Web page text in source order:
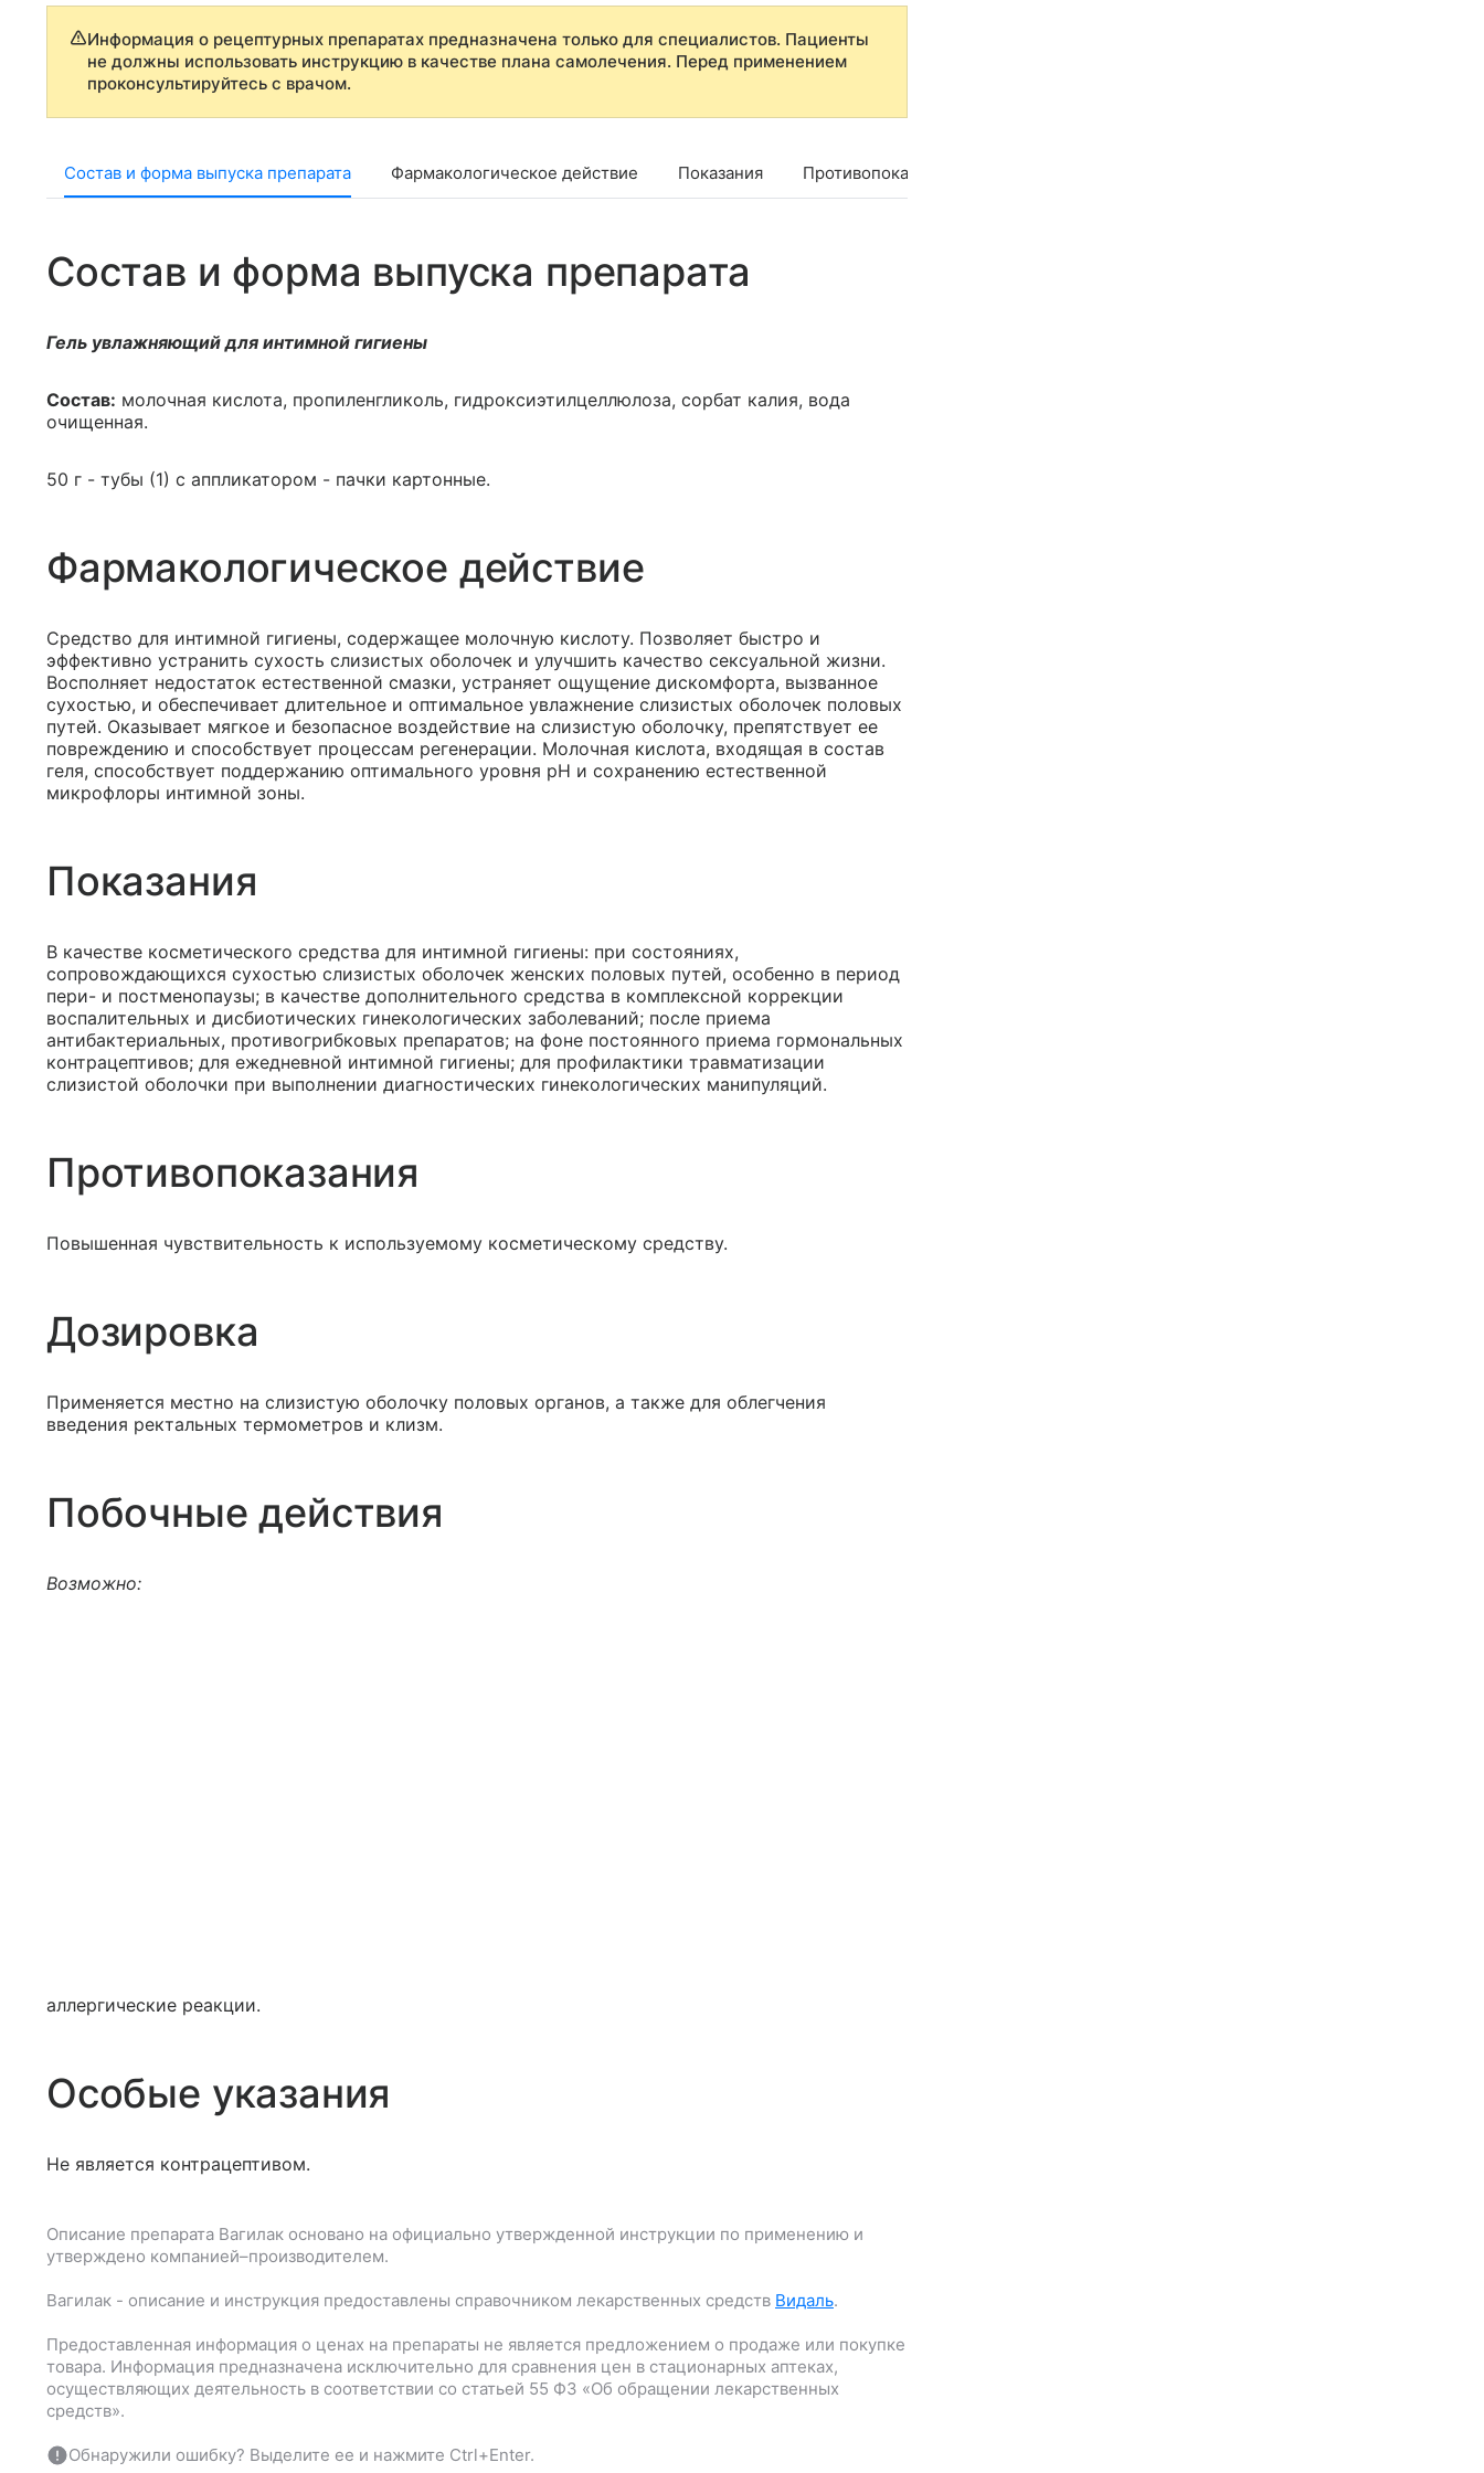
Информация о рецептурных препаратах предназначена только для специалистов. Пациенты
не должны использовать инструкцию в качестве плана самолечения. Перед применением
проконсультируйтесь с врачом.
Состав и форма выпуска препарата Фармакологическое действие Показания Противопоказания
Состав и форма выпуска препарата
Гель увлажняющий для интимной гигиены
Состав: молочная кислота, пропиленгликоль, гидроксиэтилцеллюлоза, сорбат калия, вода
очищенная.
50 г - тубы (1) с аппликатором - пачки картонные.
Фармакологическое действие
Средство для интимной гигиены, содержащее молочную кислоту. Позволяет быстро и
эффективно устранить сухость слизистых оболочек и улучшить качество сексуальной жизни.
Восполняет недостаток естественной смазки, устраняет ощущение дискомфорта, вызванное
сухостью, и обеспечивает длительное и оптимальное увлажнение слизистых оболочек половых
путей. Оказывает мягкое и безопасное воздействие на слизистую оболочку, препятствует ее
повреждению и способствует процессам регенерации. Молочная кислота, входящая в состав
геля, способствует поддержанию оптимального уровня pH и сохранению естественной
микрофлоры интимной зоны.
Показания
В качестве косметического средства для интимной гигиены: при состояниях,
сопровождающихся сухостью слизистых оболочек женских половых путей, особенно в период
пери- и постменопаузы; в качестве дополнительного средства в комплексной коррекции
воспалительных и дисбиотических гинекологических заболеваний; после приема
антибактериальных, противогрибковых препаратов; на фоне постоянного приема гормональных
контрацептивов; для ежедневной интимной гигиены; для профилактики травматизации
слизистой оболочки при выполнении диагностических гинекологических манипуляций.
Противопоказания
Повышенная чувствительность к используемому косметическому средству.
Дозировка
Применяется местно на слизистую оболочку половых органов, а также для облегчения
введения ректальных термометров и клизм.
Побочные действия
Возможно:
аллергические реакции.
Особые указания
Не является контрацептивом.
Описание препарата Вагилак основано на официально утвержденной инструкции по применению и
утверждено компанией–производителем.
Вагилак - описание и инструкция предоставлены справочником лекарственных средств Видаль.
Предоставленная информация о ценах на препараты не является предложением о продаже или покупке
товара. Информация предназначена исключительно для сравнения цен в стационарных аптеках,
осуществляющих деятельность в соответствии со статьей 55 ФЗ «Об обращении лекарственных
средств».
Обнаружили ошибку? Выделите ее и нажмите Ctrl+Enter.